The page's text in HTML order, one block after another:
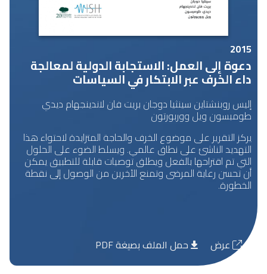
2015
دعوة إلى العمل: الاستجابة الدولية لمعالجة
داء الخرف عبر الابتكار في السياسات
إليس روبنشتاين سينثيا دوجان بريت فان لاندينجهام ديدي
طومبسون ويل ووربورتون
يركز التقرير على موضوع الخرف والحاجة المتزايدة لاحتواء هذا
التهديد الناشئ على نطاق عالمي. ويسلط الضوء على الحلول
التي تم اقتراحها بالفعل ويطلق توصيات قابلة للتطبيق يمكن
أن تحسن رعاية المرضى وتمنع الآخرين من الوصول إلى نقطة
الخطورة.
عرض حمل الملف بصيغة PDF